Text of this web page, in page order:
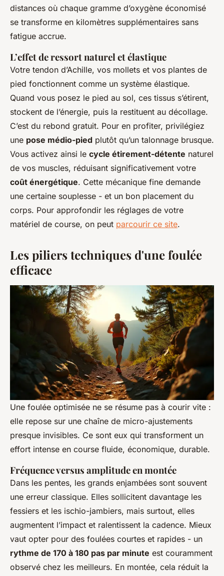
distances où chaque gramme d’oxygène économisé
se transforme en kilomètres supplémentaires sans
fatigue accrue.
L’effet de ressort naturel et élastique
Votre tendon d’Achille, vos mollets et vos plantes de
pied fonctionnent comme un système élastique.
Quand vous posez le pied au sol, ces tissus s’étirent,
stockent de l’énergie, puis la restituent au décollage.
C’est du rebond gratuit. Pour en profiter, privilégiez
une pose médio-pied plutôt qu’un talonnage brusque.
Vous activez ainsi le cycle étirement-détente naturel
de vos muscles, réduisant significativement votre
coût énergétique. Cette mécanique fine demande
une certaine souplesse - et un bon placement du
corps. Pour approfondir les réglages de votre
matériel de course, on peut parcourir ce site.
Les piliers techniques d'une foulée
efficace
Une foulée optimisée ne se résume pas à courir vite :
elle repose sur une chaîne de micro-ajustements
presque invisibles. Ce sont eux qui transforment un
effort intense en course fluide, économique, durable.
Fréquence versus amplitude en montée
Dans les pentes, les grands enjambées sont souvent
une erreur classique. Elles sollicitent davantage les
fessiers et les ischio-jambiers, mais surtout, elles
augmentent l’impact et ralentissent la cadence. Mieux
vaut opter pour des foulées courtes et rapides - un
rythme de 170 à 180 pas par minute est couramment
observé chez les meilleurs. En montée, cela réduit la